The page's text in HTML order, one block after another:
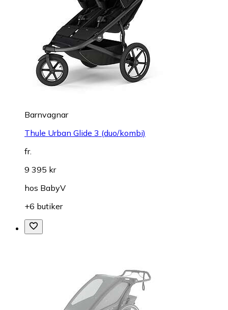
Barnvagnar
Thule Urban Glide 3 (duo/kombi)
fr.
9 395 kr
hos BabyV
+6 butiker